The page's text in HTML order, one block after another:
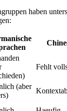
haben
Fehlt
(aber